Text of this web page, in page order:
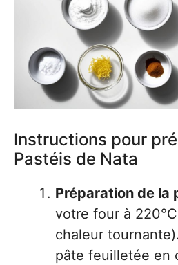
Instructions pour
Pastéis de Nata
Préparation de la
votre four à
chaleur
pâte feuilletée en